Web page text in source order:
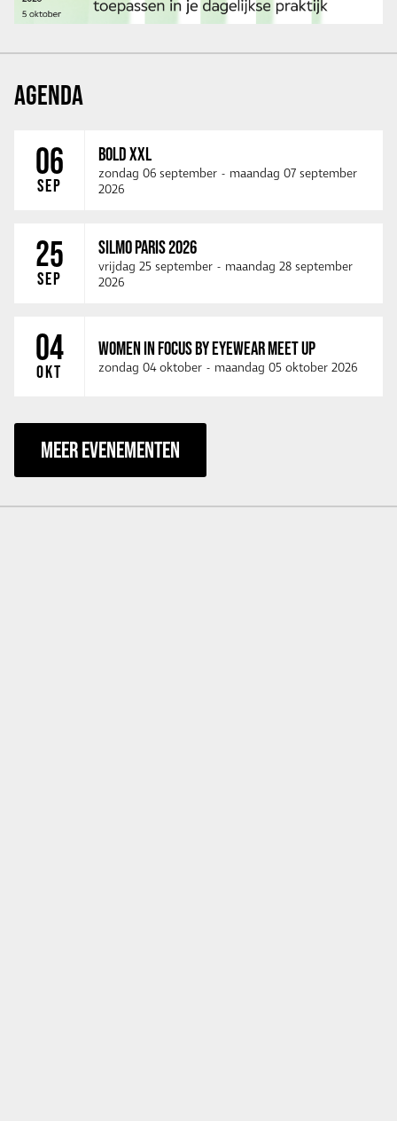
AGENDA
06
SEP
BOLD XXL
zondag 06 september - maandag 07 september
2026
25
SEP
SILMO PARIS 2026
vrijdag 25 september - maandag 28 september
2026
04
OKT
WOMEN IN FOCUS BY EYEWEAR MEET UP
zondag 04 oktober - maandag 05 oktober 2026
MEER EVENEMENTEN